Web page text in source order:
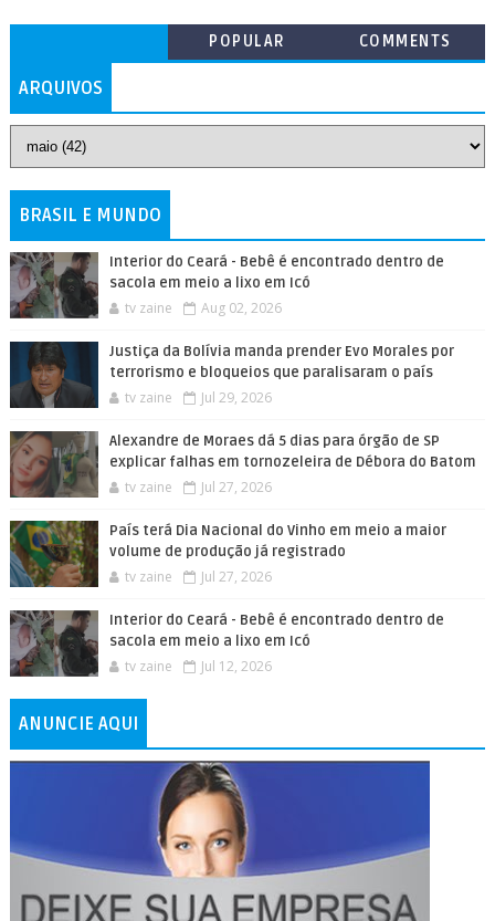
POPULAR COMMENTS
ARQUIVOS
BRASIL E MUNDO
Interior do Ceará - Bebê é encontrado dentro de
sacola em meio a lixo em Icó
tv zaine Aug 02, 2026
Justiça da Bolívia manda prender Evo Morales por
terrorismo e bloqueios que paralisaram o país
tv zaine Jul 29, 2026
Alexandre de Moraes dá 5 dias para órgão de SP
explicar falhas em tornozeleira de Débora do Batom
tv zaine Jul 27, 2026
País terá Dia Nacional do Vinho em meio a maior
volume de produção já registrado
tv zaine Jul 27, 2026
Interior do Ceará - Bebê é encontrado dentro de
sacola em meio a lixo em Icó
tv zaine Jul 12, 2026
ANUNCIE AQUI